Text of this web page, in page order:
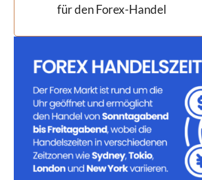
für den Forex-Handel